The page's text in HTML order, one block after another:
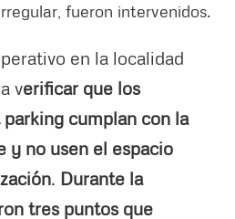
fueron intervenidos.
en la localidad
verificar que los
cumplan con la
y no usen el espacio
. Durante la
tres puntos que